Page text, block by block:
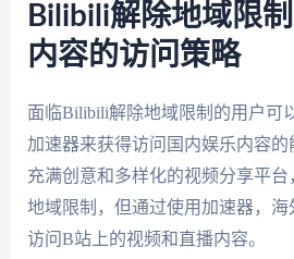
Bilibili解除地域限
内容的访问策略
面临Bilibili解除地域限制的用户可
加速器来获得访问国内娱乐内容
充满创意和多样化的视频分享平
地域限制，但通过使用加速器，
访问B站上的视频和直播内容。